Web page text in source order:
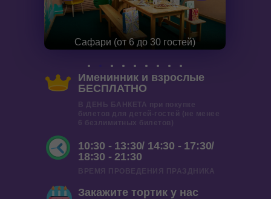
10:30 - 13:30/ 14:30 - 17:30/
18:30 - 21:30
Именинник и взрослые
БЕСПЛАТНО
В ДЕНЬ БАНКЕТА при покупке
билетов для детей-гостей (не менее
6 безлимитных билетов)
Сафари (от 6 до 30 гостей)
Закажите тортик у нас
ВРЕМЯ ПРОВЕДЕНИЯ ПРАЗДНИКА